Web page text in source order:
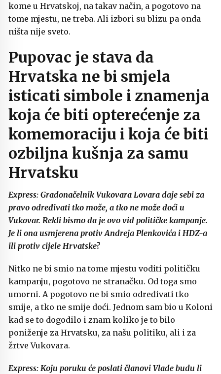
kome u Hrvatskoj, na takav način, a pogotovo na
tome mjestu, ne treba. Ali izbori su blizu pa onda
ništa nije sveto.
Pupovac je stava da
Hrvatska ne bi smjela
isticati simbole i znamenja
koja će biti opterećenje za
komemoraciju i koja će biti
ozbiljna kušnja za samu
Hrvatsku
Express: Gradonačelnik Vukovara Lovara daje sebi za
pravo određivati tko može, a tko ne može doći u
Vukovar. Rekli bismo da je ovo vid političke kampanje.
Je li ona usmjerena protiv Andreja Plenkovića i HDZ-a
ili protiv cijele Hrvatske?
Nitko ne bi smio na tome mjestu voditi političku
kampanju, pogotovo ne stranačku. Od toga smo
umorni. A pogotovo ne bi smio određivati tko
smije, a tko ne smije doći. Jednom sam bio u Koloni
kad se to dogodilo i znam koliko je to bilo
poniženje za Hrvatsku, za našu politiku, ali i za
žrtve Vukovara.
Express: Koju poruku će poslati članovi Vlade budu li